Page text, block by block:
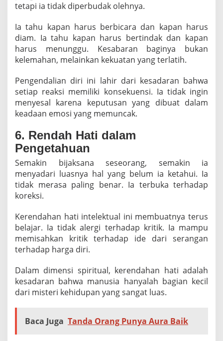
tetapi ia tidak diperbudak olehnya.
Ia tahu kapan harus berbicara dan kapan harus
diam. Ia tahu kapan harus bertindak dan kapan
harus menunggu. Kesabaran baginya bukan
kelemahan, melainkan kekuatan yang terlatih.
Pengendalian diri ini lahir dari kesadaran bahwa
setiap reaksi memiliki konsekuensi. Ia tidak ingin
menyesal karena keputusan yang dibuat dalam
keadaan emosi yang memuncak.
6. Rendah Hati dalam
Pengetahuan
Semakin bijaksana seseorang, semakin ia
menyadari luasnya hal yang belum ia ketahui. Ia
tidak merasa paling benar. Ia terbuka terhadap
koreksi.
Kerendahan hati intelektual ini membuatnya terus
belajar. Ia tidak alergi terhadap kritik. Ia mampu
memisahkan kritik terhadap ide dari serangan
terhadap harga diri.
Dalam dimensi spiritual, kerendahan hati adalah
kesadaran bahwa manusia hanyalah bagian kecil
dari misteri kehidupan yang sangat luas.
Baca Juga Tanda Orang Punya Aura Baik